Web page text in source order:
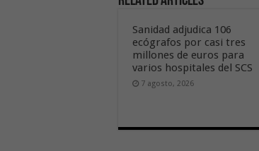
Sanidad adjudica 106
ecógrafos por casi tres
millones de euros para
varios hospitales del SCS
7 agosto, 2026